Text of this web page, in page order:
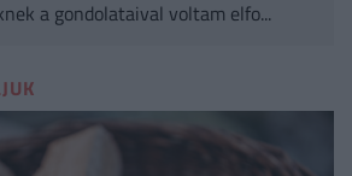
a gondolataival voltam elfo...